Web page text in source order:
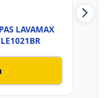
LAVAMAX